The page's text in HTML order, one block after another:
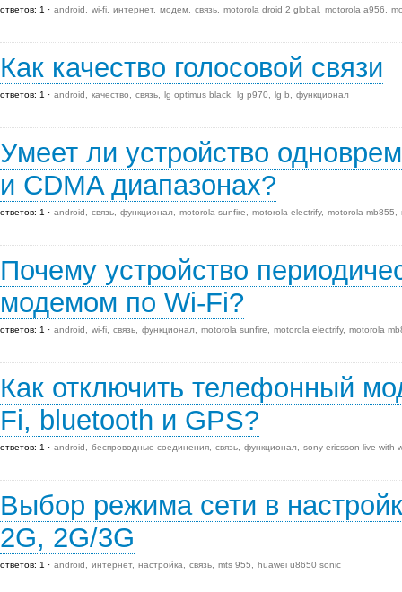
ответов: 1 android wi-fi интернет модем связь motorola droid 2 global motorola a956
Как качество голосовой связи
ответов: 1 android качество связь lg optimus black lg p970 lg b функционал
Умеет ли устройство
и CDMA диапазонах?
ответов: 1 android связь функционал motorola sunfire motorola electrify motorola mb855
Почему устройство
модемом по Wi-Fi?
ответов: 1 android wi-fi связь функционал motorola sunfire motorola electrify motorola
Как отключить телефонный
Fi, bluetooth и GPS?
ответов: 1 android беспроводные соединения связь функционал sony ericsson live with
Выбор режима сети в
2G, 2G/3G
ответов: 1 android интернет настройка связь mts 955 huawei u8650 sonic